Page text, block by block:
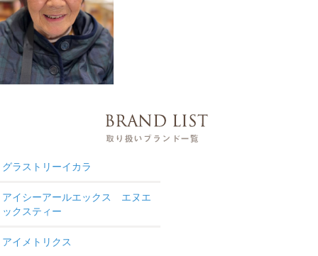
グラストリーイカラ
アイシーアールエックス エヌエ
ックスティー
アイメトリクス